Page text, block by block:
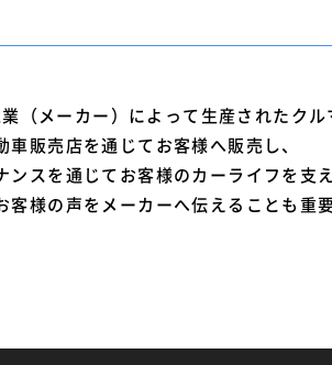
（メーカー）によって生産されたクル
車販売店を通じてお客様へ販売し、
スを通じてお客様のカーライフを支
様の声をメーカーへ伝えることも重